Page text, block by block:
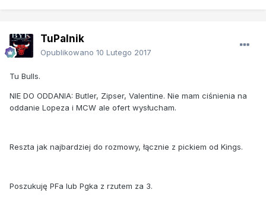
TuPalnik
Opublikowano 10 Lutego 2017
Tu Bulls.
NIE DO ODDANIA: Butler, Zipser, Valentine. Nie mam ciśnienia na
oddanie Lopeza i MCW ale ofert wysłucham.
Reszta jak najbardziej do rozmowy, łącznie z pickiem od Kings.
Poszukuję PFa lub Pgka z rzutem za 3.